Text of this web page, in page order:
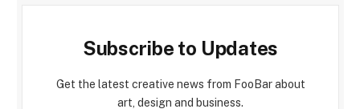
Subscribe to Updates
Get the latest creative news from FooBar about
art, design and business.